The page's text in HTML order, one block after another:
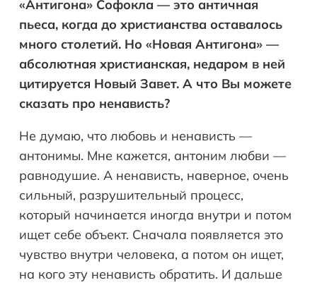
«Антигона» Софокла — это античная
пьеса, когда до христианства оставалось
много столетий. Но «Новая Антигона» —
абсолютная христианская, недаром в ней
цитируется Новый Завет. А что Вы можете
сказать про ненависть?
Не думаю, что любовь и ненависть —
антонимы. Мне кажется, антоним любви —
равнодушие. А ненависть, наверное, очень
сильный, разрушительный процесс,
который начинается иногда внутри и потом
ищет себе объект. Сначала появляется это
чувство внутри человека, а потом он ищет,
на кого эту ненависть обратить. И дальше